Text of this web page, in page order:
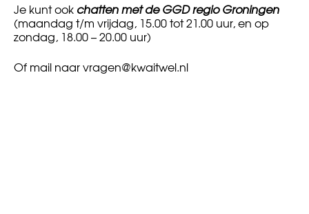
Je kunt ook chatten met de GGD regio Groningen
(maandag t/m vrijdag, 15.00 tot 21.00 uur, en op
zondag, 18.00 – 20.00 uur)
Of mail naarvragen@kwaitwel.nl